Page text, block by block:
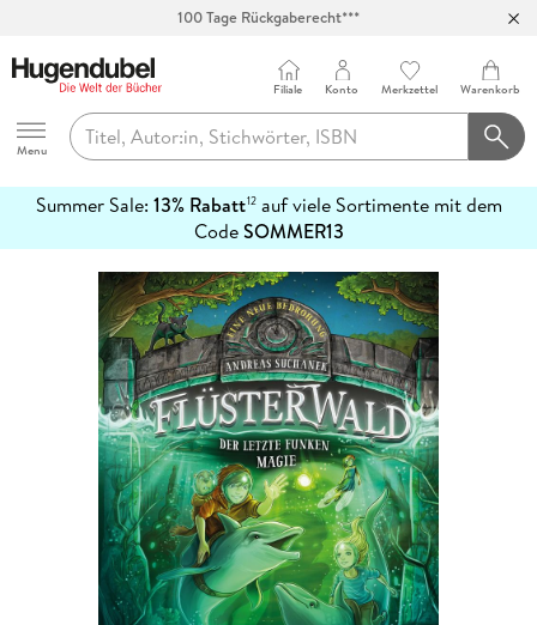
Hugendubel
Menu
Filiale Konto Merkzettel Warenkorb
Summer Sale: 13% Rabatt12auf viele Sortimente mit dem
CodeSOMMER13
erfahren